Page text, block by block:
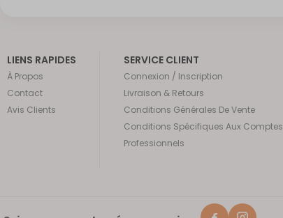
LIENS RAPIDES
À Propos
Contact
Avis Clients
SERVICE CLIENT
Connexion / Inscription
Livraison & Retours
Conditions Générales De Vente
Conditions Spécifiques Aux Comptes
Professionnels